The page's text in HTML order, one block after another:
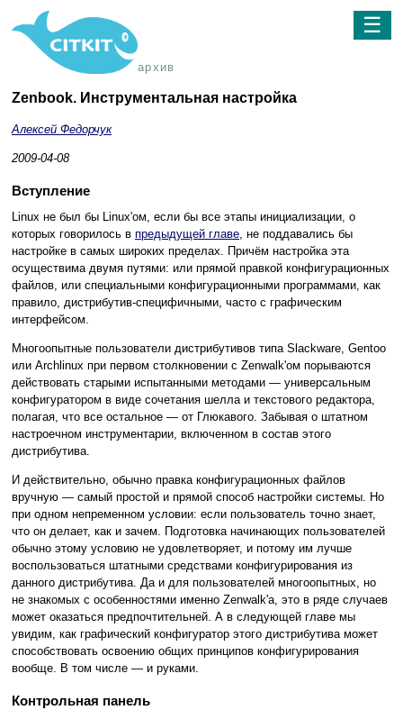
архив
☰
Zenbook. Инструментальная настройка
Алексей Федорчук
2009-04-08
Вступление
Linux не был бы Linux'ом, если бы все этапы инициализации, о
которых говорилось в предыдущей главе, не поддавались бы
настройке в самых широких пределах. Причём настройка эта
осуществима двумя путями: или прямой правкой конфигурационных
файлов, или специальными конфигурационными программами, как
правило, дистрибутив-специфичными, часто с графическим
интерфейсом.
Многоопытные пользователи дистрибутивов типа Slackware, Gentoo
или Archlinux при первом столкновении с Zenwalk'ом порываются
действовать старыми испытанными методами — универсальным
конфигуратором в виде сочетания шелла и текстового редактора,
полагая, что все остальное — от Глюкавого. Забывая о штатном
настроечном инструментарии, включенном в состав этого
дистрибутива.
И действительно, обычно правка конфигурационных файлов
вручную — самый простой и прямой способ настройки системы. Но
при одном непременном условии: если пользователь точно знает,
что он делает, как и зачем. Подготовка начинающих пользователей
обычно этому условию не удовлетворяет, и потому им лучше
воспользоваться штатными средствами конфигурирования из
данного дистрибутива. Да и для пользователей многоопытных, но
не знакомых с особенностями именно Zenwalk'а, это в ряде случаев
может оказаться предпочтительней. А в следующей главе мы
увидим, как графический конфигуратор этого дистрибутива может
способствовать освоению общих принципов конфигурирования
вообще. В том числе — и руками.
Контрольная панель